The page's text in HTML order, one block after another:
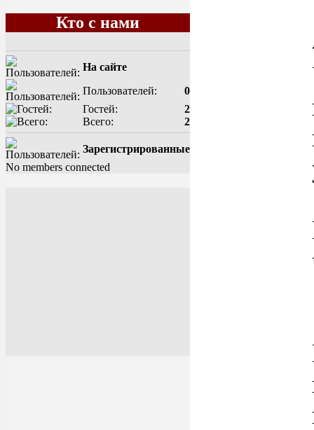
Кто с нами
На сайте
Пользователей:
0
Гостей:
2
Всего:
2
Зарегистрированные
No members connected